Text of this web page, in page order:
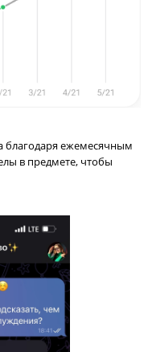
в выборе
благодаря
в предмете, чтобы